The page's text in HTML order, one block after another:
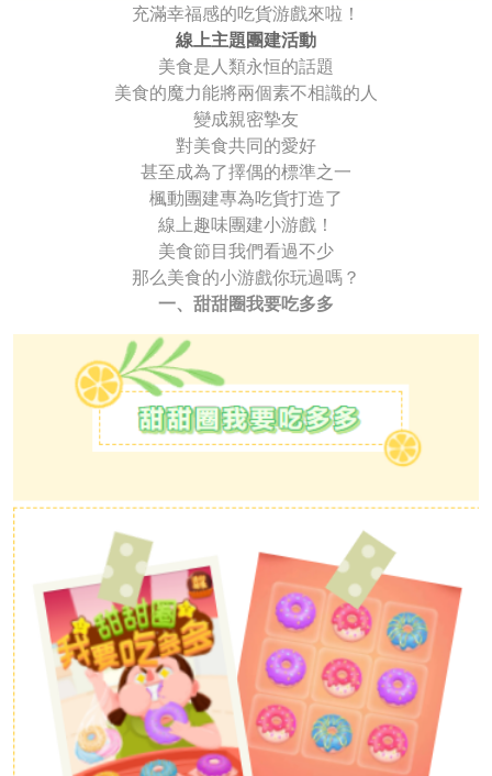
充滿幸福感的吃貨游戲來啦！
線上主題團建活動
美食是人類永恒的話題
美食的魔力能將兩個素不相識的人
變成親密摯友
對美食共同的愛好
甚至成為了擇偶的標準之一
楓動團建專為吃貨打造了
線上趣味團建小游戲！
美食節目我們看過不少
那么美食的小游戲你玩過嗎？
一、甜甜圈我要吃多多